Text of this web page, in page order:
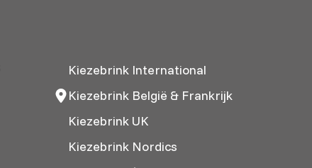
Kiezebrink International
Kiezebrink België & Frankrijk
Kiezebrink UK
Kiezebrink Nordics